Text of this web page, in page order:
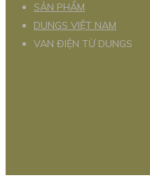
SẢN PHẨM
DUNGS VIỆT NAM
VAN ĐIỆN TỪ DUNGS